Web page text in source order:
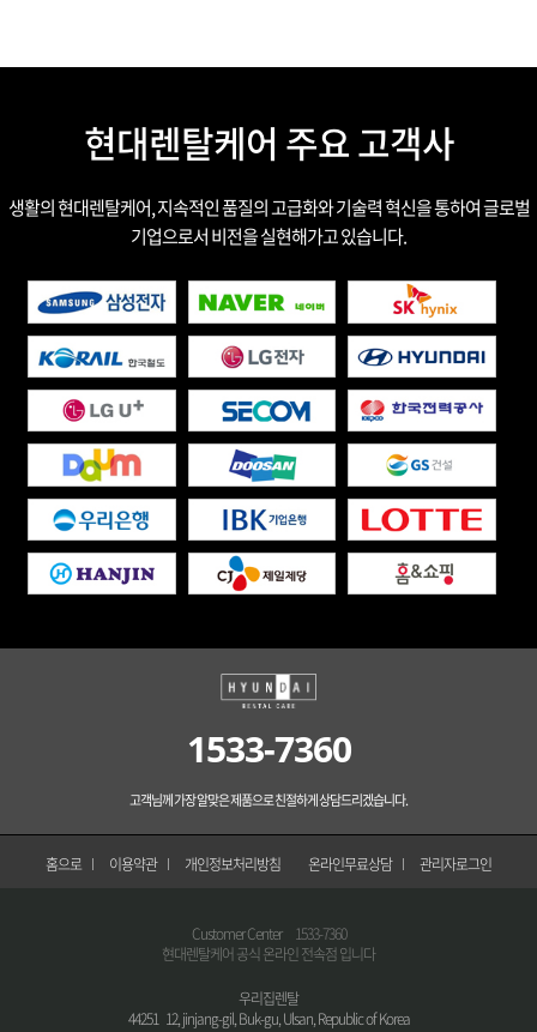
현대렌탈케어 주요 고객사
생활의 현대렌탈케어, 지속적인 품질의 고급화와 기술력 혁신을 통하여 글로벌
기업으로서 비전을 실현해가고 있습니다.
1533-7360
고객님께 가장 알맞은 제품으로 친절하게 상담드리겠습니다.
홈으로 이용약관 개인정보처리방침 온라인무료상담 관리자로그인
Customer Center
1533-7360
현대렌탈케어 공식 온라인 전속점 입니다
우리집렌탈
44251 12, jinjang-gil, Buk-gu, Ulsan, Republic of Korea